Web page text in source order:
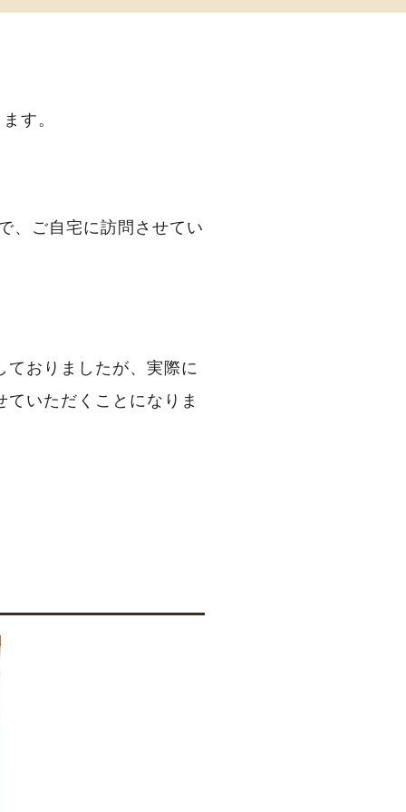
す。
、ご自宅に訪問させてい
ておりましたが、実際に
ていただくことになりま